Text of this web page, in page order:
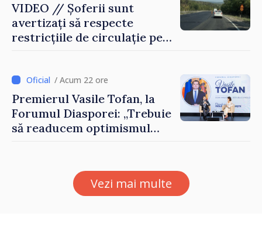
VIDEO // Șoferii sunt
avertizați să respecte
restricțiile de circulație pe
reparație/ Acum 22 ore
Premierul Vasile Tofan, la
Forumul Diasporei: „Trebuie
să readucem optimismul
direcția corectă”
Vezi mai multe